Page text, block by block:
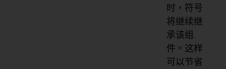
时，符号
将继续继
承该组
件。这样
可以节省